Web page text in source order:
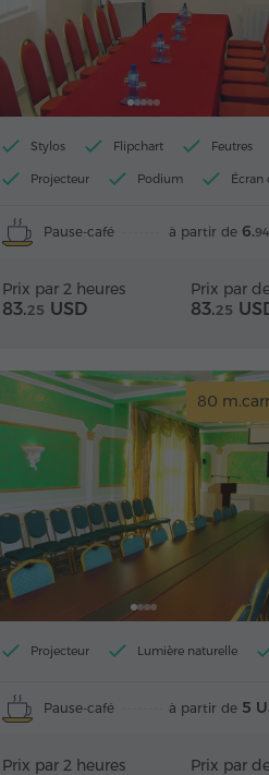
Stylos Flipchart Feutres
Projecteur Podium Écran
Pause-café à partir de 6.94
Prix par 2 heures
83.25 USD
Prix par
83.25
80
Projecteur Lumière naturelle
Pause-café à partir de 5
Prix par 2 heures Prix par